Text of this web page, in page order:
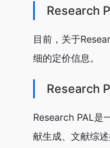
Research
目前，关于
细的定价信息。
Research
Research PAL是
献生成、文献综